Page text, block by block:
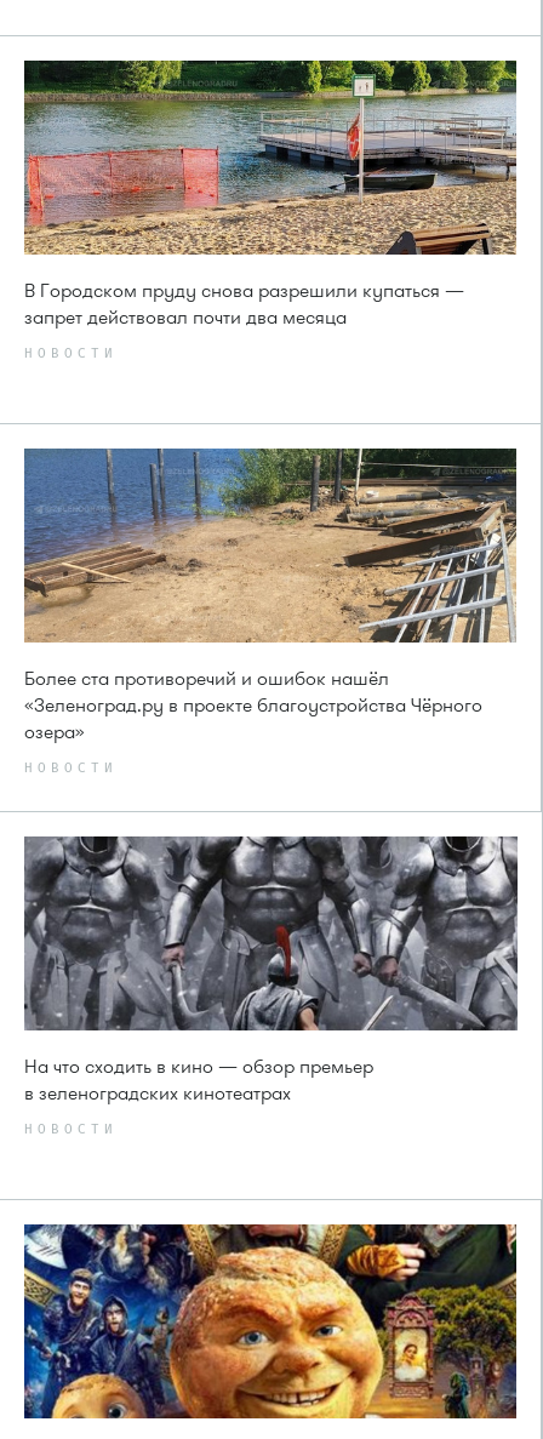
В Городском пруду снова разрешили купаться —
запрет действовал почти два месяца
НОВОСТИ
Более ста противоречий и ошибок нашёл
«Зеленоград.ру в проекте благоустройства Чёрного
озера»
НОВОСТИ
На что сходить в кино — обзор премьер
в зеленоградских кинотеатрах
НОВОСТИ